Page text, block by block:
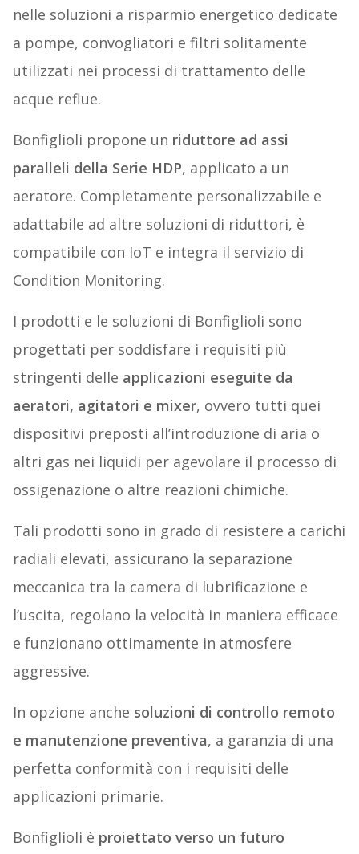
nelle soluzioni a risparmio energetico dedicate
a pompe, convogliatori e filtri solitamente
utilizzati nei processi di trattamento delle
acque reflue.
Bonfiglioli propone un riduttore ad assi
paralleli della Serie HDP, applicato a un
aeratore. Completamente personalizzabile e
adattabile ad altre soluzioni di riduttori, è
compatibile con IoT e integra il servizio di
Condition Monitoring.
I prodotti e le soluzioni di Bonfiglioli sono
progettati per soddisfare i requisiti più
stringenti delle applicazioni eseguite da
aeratori, agitatori e mixer, ovvero tutti quei
dispositivi preposti all’introduzione di aria o
altri gas nei liquidi per agevolare il processo di
ossigenazione o altre reazioni chimiche.
Tali prodotti sono in grado di resistere a carichi
radiali elevati, assicurano la separazione
meccanica tra la camera di lubrificazione e
l’uscita, regolano la velocità in maniera efficace
e funzionano ottimamente in atmosfere
aggressive.
In opzione anche soluzioni di controllo remoto
e manutenzione preventiva, a garanzia di una
perfetta conformità con i requisiti delle
applicazioni primarie.
Bonfiglioli è proiettato verso un futuro